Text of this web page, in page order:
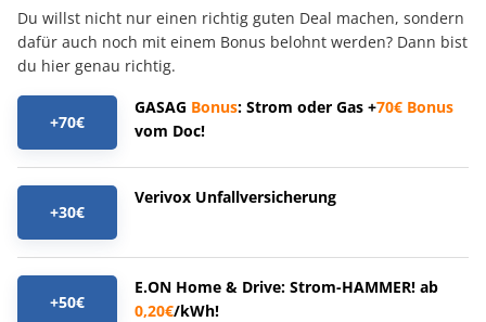
Du willst nicht nur einen richtig guten Deal machen, sondern
dafür auch noch mit einem Bonus belohnt werden? Dann bist
du hier genau richtig.
+70€
GASAG Bonus: Strom oder Gas +70€ Bonus
vom Doc!
+30€
Verivox Unfallversicherung
+50€
E.ON Home & Drive: Strom-HAMMER! ab
0,20€/kWh!